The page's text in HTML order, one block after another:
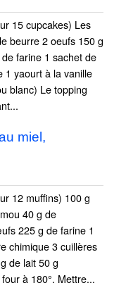
15 cupcakes) Les
beurre 2 oeufs 150 g
farine 1 sachet de
1 yaourt à la vanille
blanc) Le topping
miel,
12 muffins) 100 g
40 g de
225 g de farine 1
chimique 3 cuillères
de lait 50 g
à 180°. Mettre...